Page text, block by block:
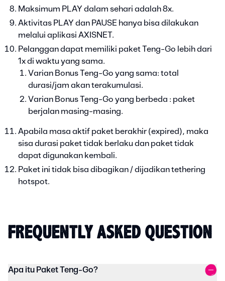
Maksimum PLAY dalam sehari adalah 8x.
Aktivitas PLAY dan PAUSE hanya bisa dilakukan
melalui aplikasi AXISNET.
Pelanggan dapat memiliki paket Teng-Go lebih dari
1x di waktu yang sama.
Varian Bonus Teng-Go yang sama: total
durasi/jam akan terakumulasi.
Varian Bonus Teng-Go yang berbeda : paket
berjalan masing-masing.
Apabila masa aktif paket berakhir (expired), maka
sisa durasi paket tidak berlaku dan paket tidak
dapat digunakan kembali.
Paket ini tidak bisa dibagikan / dijadikan tethering
hotspot.
FREQUENTLY ASKED QUESTION
Apa itu Paket Teng-Go?